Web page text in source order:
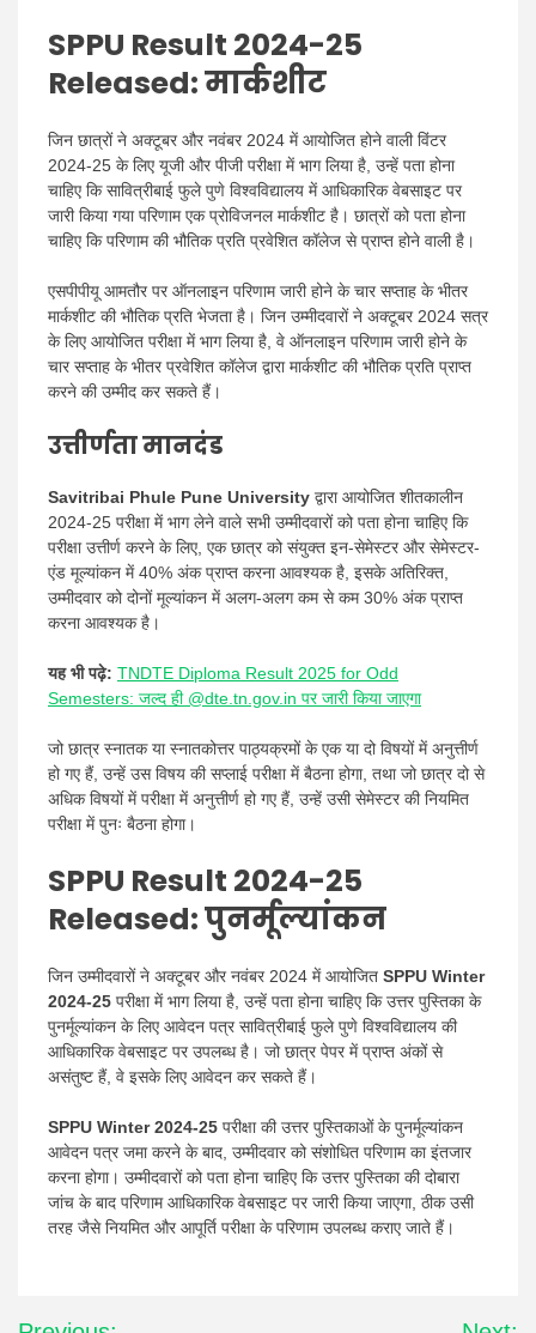
SPPU Result 2024-25
Released:मार्कशीट
जिन छात्रों ने अक्टूबर और नवंबर 2024 में आयोजित होने वाली विंटर
2024-25 के लिए यूजी और पीजी परीक्षा में भाग लिया है, उन्हें पता होना
चाहिए कि सावित्रीबाई फुले पुणे विश्वविद्यालय में आधिकारिक वेबसाइट पर
जारी किया गया परिणाम एक प्रोविजनल मार्कशीट है। छात्रों को पता होना
चाहिए कि परिणाम की भौतिक प्रति प्रवेशित कॉलेज से प्राप्त होने वाली है।
एसपीपीयू आमतौर पर ऑनलाइन परिणाम जारी होने के चार सप्ताह के भीतर
मार्कशीट की भौतिक प्रति भेजता है। जिन उम्मीदवारों ने अक्टूबर 2024 सत्र
के लिए आयोजित परीक्षा में भाग लिया है, वे ऑनलाइन परिणाम जारी होने के
चार सप्ताह के भीतर प्रवेशित कॉलेज द्वारा मार्कशीट की भौतिक प्रति प्राप्त
करने की उम्मीद कर सकते हैं।
उत्तीर्णता मानदंड
Savitribai Phule Pune University द्वारा आयोजित शीतकालीन
2024-25 परीक्षा में भाग लेने वाले सभी उम्मीदवारों को पता होना चाहिए कि
परीक्षा उत्तीर्ण करने के लिए, एक छात्र को संयुक्त इन-सेमेस्टर और सेमेस्टर-
एंड मूल्यांकन में 40% अंक प्राप्त करना आवश्यक है, इसके अतिरिक्त,
उम्मीदवार को दोनों मूल्यांकन में अलग-अलग कम से कम 30% अंक प्राप्त
करना आवश्यक है।
यह भी पढ़े: TNDTE Diploma Result 2025 for Odd
Semesters: जल्द ही @dte.tn.gov.in पर जारी किया जाएगा
जो छात्र स्नातक या स्नातकोत्तर पाठ्यक्रमों के एक या दो विषयों में अनुत्तीर्ण
हो गए हैं, उन्हें उस विषय की सप्लाई परीक्षा में बैठना होगा, तथा जो छात्र दो से
अधिक विषयों में परीक्षा में अनुत्तीर्ण हो गए हैं, उन्हें उसी सेमेस्टर की नियमित
परीक्षा में पुनः बैठना होगा।
SPPU Result 2024-25
Released:पुनर्मूल्यांकन
जिन उम्मीदवारों ने अक्टूबर और नवंबर 2024 में आयोजित SPPU Winter
2024-25 परीक्षा में भाग लिया है, उन्हें पता होना चाहिए कि उत्तर पुस्तिका के
पुनर्मूल्यांकन के लिए आवेदन पत्र सावित्रीबाई फुले पुणे विश्वविद्यालय की
आधिकारिक वेबसाइट पर उपलब्ध है। जो छात्र पेपर में प्राप्त अंकों से
असंतुष्ट हैं, वे इसके लिए आवेदन कर सकते हैं।
SPPU Winter 2024-25 परीक्षा की उत्तर पुस्तिकाओं के पुनर्मूल्यांकन
आवेदन पत्र जमा करने के बाद, उम्मीदवार को संशोधित परिणाम का इंतजार
करना होगा। उम्मीदवारों को पता होना चाहिए कि उत्तर पुस्तिका की दोबारा
जांच के बाद परिणाम आधिकारिक वेबसाइट पर जारी किया जाएगा, ठीक उसी
तरह जैसे नियमित और आपूर्ति परीक्षा के परिणाम उपलब्ध कराए जाते हैं।
Post